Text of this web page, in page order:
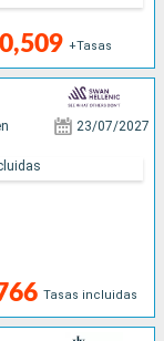
+Tasas
23/07/2027
Tasas incluidas